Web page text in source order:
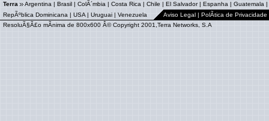
Terra
Argentina | Brasil | ColÃ´mbia | Costa Rica | Chile | El Salvador| Espanha | Guatemala |
RepÃºblica Dominicana | USA| Uruguai | Venezuela Aviso Legal | PolÃ­tica de Privacidade
ResoluÃ§Ã£o mÃ­nima de 800x600 Â© Copyright 2001,Terra Networks, S.A